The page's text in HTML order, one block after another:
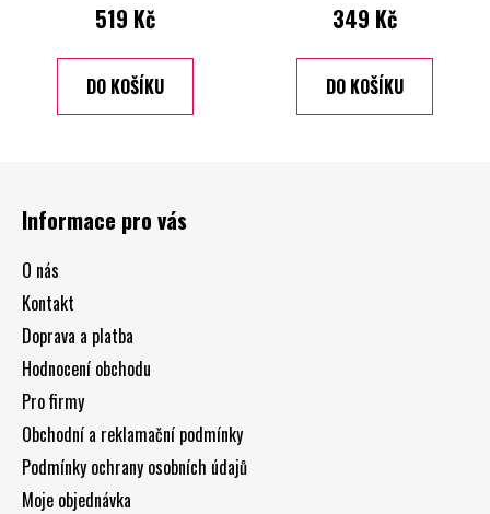
519 Kč
DO KOŠÍKU
349 Kč
DO KOŠÍKU
Informace pro vás
O nás
Kontakt
Doprava a platba
Hodnocení obchodu
Pro firmy
Obchodní a reklamační podmínky
Podmínky ochrany osobních údajů
Moje objednávka